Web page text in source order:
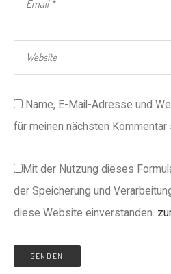
Name, E-Mail-Adresse und
für meinen nächsten Kommentar
Mit der Nutzung dieses
der Speicherung und
diese Website einverstanden.